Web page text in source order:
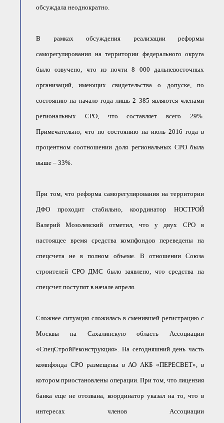
обсуждала неоднократно.
В рамках обсуждения реализации реформы
саморегулирования на территории федерального округа
было озвучено, что из почти 8 000 дальневосточных
организаций, имеющих свидетельства о допуске, по
состоянию на начало года лишь 2 385 являются членами
региональных СРО, что составляет всего 29%.
Примечательно, что по состоянию на июль 2016 года в
процентном соотношении доля региональных СРО была
выше – 33%.
При том, что реформа саморегулирования на территории
ДФО проходит стабильно, координатор НОСТРОЙ
Валерий Мозолевский отметил, что у двух СРО в
настоящее время средства компфондов переведены на
спецсчета не в полном объеме. В отношении Союза
строителей СРО ДМС было заявлено, что средства на
спецсчет поступят в начале апреля.
Сложнее ситуация сложилась в сменившей регистрацию с
Москвы на Сахалинскую область Ассоциации
«СпецСтройРеконструкция». На сегодняшний день часть
компфонда СРО размещены в АО АКБ «ПЕРЕСВЕТ», в
котором приостановлены операции. При том, что лицензия
банка еще не отозвана, координатор указал на то, что в
интересах членов Ассоциации